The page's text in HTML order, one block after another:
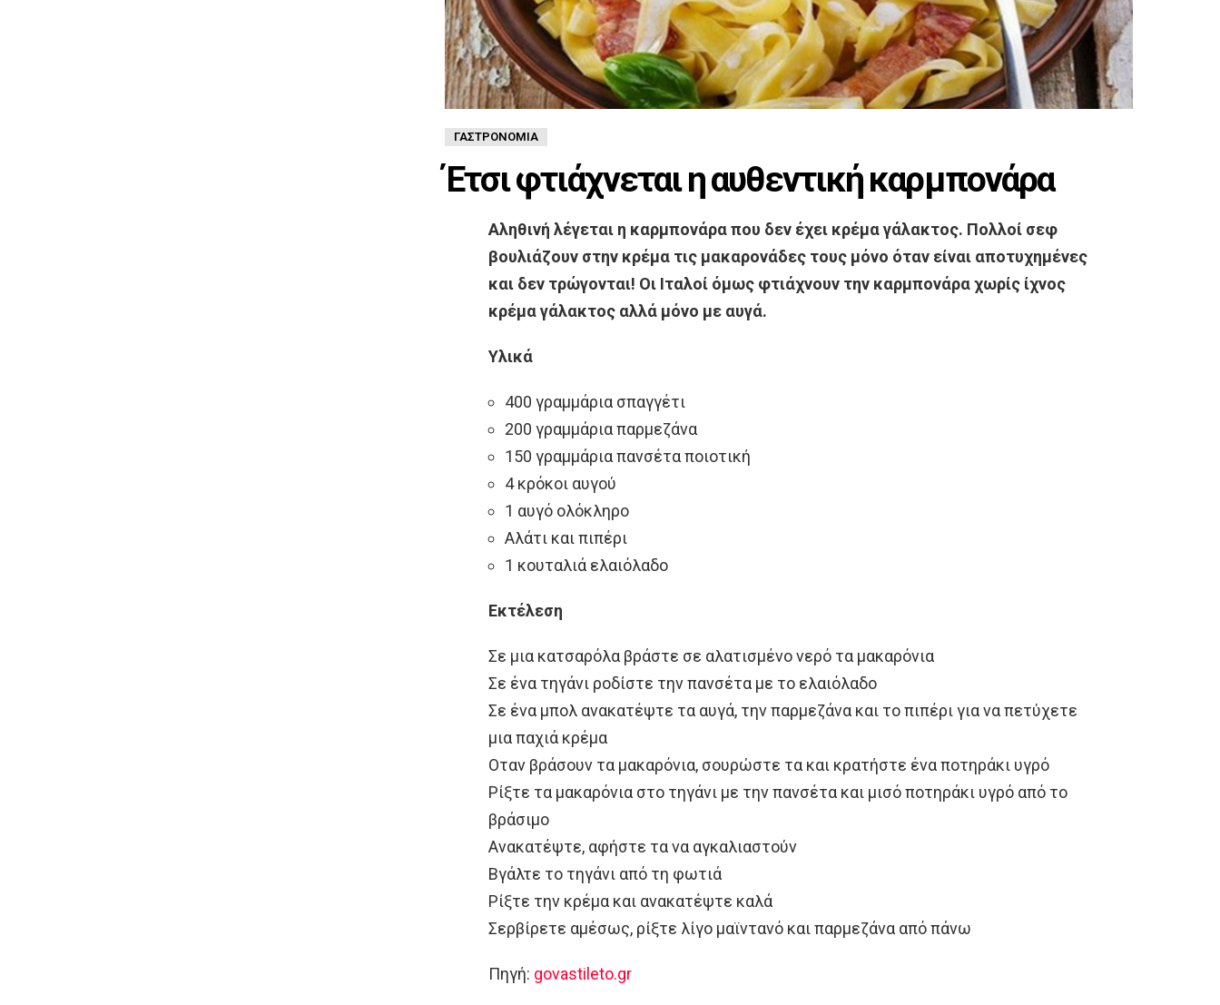
ΓΑΣΤΡΟΝΟΜΊΑ
Έτσι φτιάχνεται η αυθεντική καρμπονάρα
Αληθινή λέγεται η καρμπονάρα που δεν έχει κρέμα γάλακτος. Πολλοί σεφ
βουλιάζουν στην κρέμα τις μακαρονάδες τους μόνο όταν είναι αποτυχημένες
και δεν τρώγονται! Οι Ιταλοί όμως φτιάχνουν την καρμπονάρα χωρίς ίχνος
κρέμα γάλακτος αλλά μόνο με αυγά.
Υλικά
400 γραμμάρια σπαγγέτι
200 γραμμάρια παρμεζάνα
150 γραμμάρια πανσέτα ποιοτική
4 κρόκοι αυγού
1 αυγό ολόκληρο
Αλάτι και πιπέρι
1 κουταλιά ελαιόλαδο
Εκτέλεση
Σε μια κατσαρόλα βράστε σε αλατισμένο νερό τα μακαρόνια
Σε ένα τηγάνι ροδίστε την πανσέτα με το ελαιόλαδο
Σε ένα μπολ ανακατέψτε τα αυγά, την παρμεζάνα και το πιπέρι για να πετύχετε
μια παχιά κρέμα
Οταν βράσουν τα μακαρόνια, σουρώστε τα και κρατήστε ένα ποτηράκι υγρό
Ρίξτε τα μακαρόνια στο τηγάνι με την πανσέτα και μισό ποτηράκι υγρό από το
βράσιμο
Ανακατέψτε, αφήστε τα να αγκαλιαστούν
Βγάλτε το τηγάνι από τη φωτιά
Ρίξτε την κρέμα και ανακατέψτε καλά
Σερβίρετε αμέσως, ρίξτε λίγο μαϊντανό και παρμεζάνα από πάνω
Πηγή: govastileto.gr